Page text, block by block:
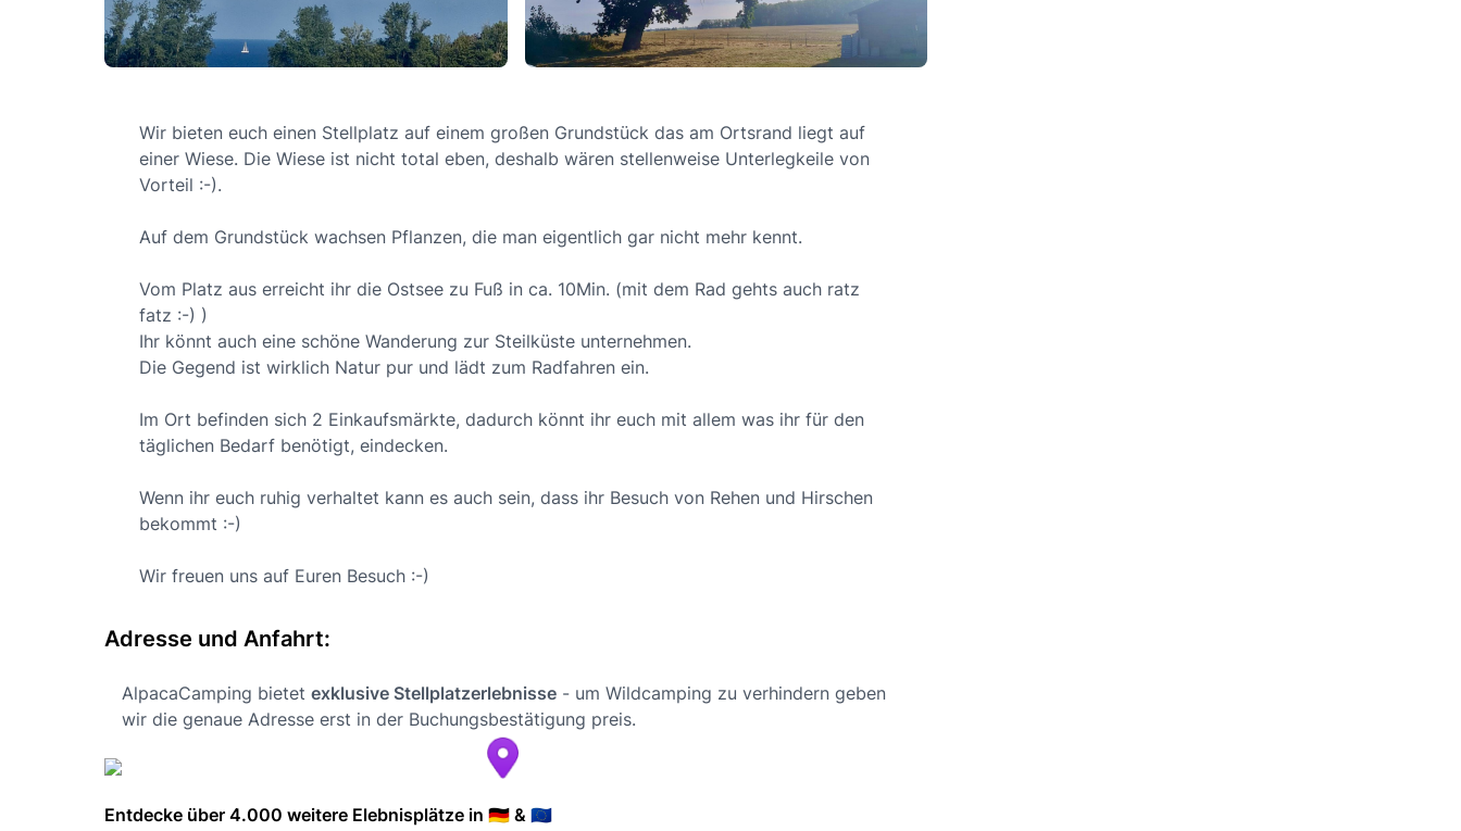
Wir bieten euch einen Stellplatz auf einem großen Grundstück das am Ortsrand liegt auf
einer Wiese. Die Wiese ist nicht total eben, deshalb wären stellenweise Unterlegkeile von
Vorteil :-).
Auf dem Grundstück wachsen Pflanzen, die man eigentlich gar nicht mehr kennt.
Vom Platz aus erreicht ihr die Ostsee zu Fuß in ca. 10Min. (mit dem Rad gehts auch ratz
fatz :-) )
Ihr könnt auch eine schöne Wanderung zur Steilküste unternehmen.
Die Gegend ist wirklich Natur pur und lädt zum Radfahren ein.
Im Ort befinden sich 2 Einkaufsmärkte, dadurch könnt ihr euch mit allem was ihr für den
täglichen Bedarf benötigt, eindecken.
Wenn ihr euch ruhig verhaltet kann es auch sein, dass ihr Besuch von Rehen und Hirschen
bekommt :-)
Wir freuen uns auf Euren Besuch :-)
Adresse und Anfahrt:
AlpacaCamping bietet exklusive Stellplatzerlebnisse - um Wildcamping zu verhindern geben
wir die genaue Adresse erst in der Buchungsbestätigung preis.
Entdecke über 4.000 weitere Elebnisplätze in 🇩🇪 & 🇪🇺